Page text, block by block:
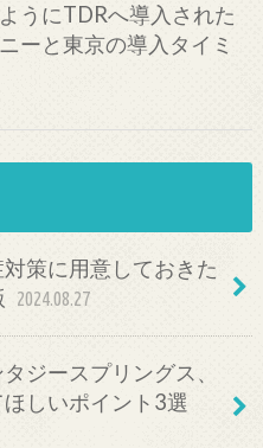
うにTDRへ導入された
ーと東京の導入タイミ
対策に用意しておきた
2024.08.27
ジースプリングス、
しいポイント3選